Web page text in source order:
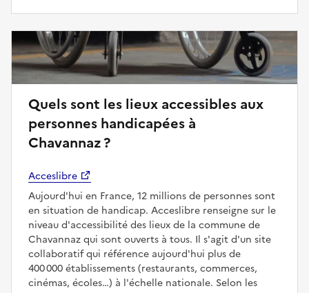
Quels sont les lieux accessibles aux
personnes handicapées à
Chavannaz ?
Acceslibre
Aujourd'hui en France, 12 millions de personnes sont
en situation de handicap. Acceslibre renseigne sur le
niveau d'accessibilité des lieux de la commune de
Chavannaz qui sont ouverts à tous. Il s'agit d'un site
collaboratif qui référence aujourd'hui plus de
400 000 établissements (restaurants, commerces,
cinémas, écoles…) à l'échelle nationale. Selon les